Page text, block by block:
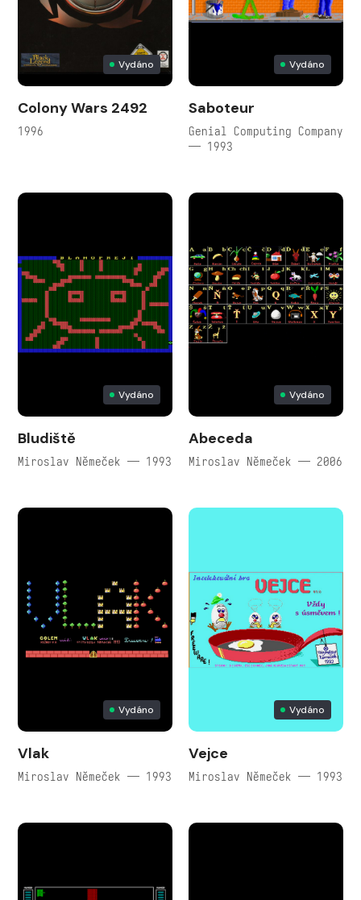
Vydáno
Colony Wars 2492
1996
Vydáno
Saboteur
Genial Computing Company
— 1993
Vydáno
Bludiště
Miroslav Němeček — 1993
Vydáno
Abeceda
Miroslav Němeček — 2006
Vydáno
Vlak
Miroslav Němeček — 1993
Vydáno
Vejce
Miroslav Němeček — 1993